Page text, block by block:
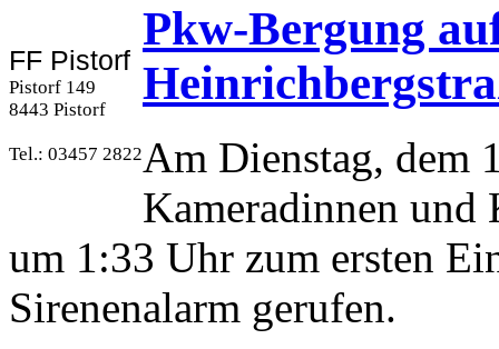
FF Pistorf
Pistorf 149
8443 Pistorf
Tel.: 03457 2822
Pkw-Bergung
Am Dienstag, dem
Kameradinnen und
um 1:33 Uhr zum ersten
Sirenenalarm gerufen.